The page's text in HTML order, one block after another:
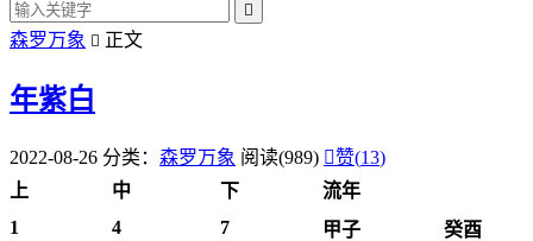

森罗万象  正文
年紫白
2022-08-26 分类： 森罗万象 阅读(989) 赞(13)
上
中 下
流年
1
4 7 甲子
癸酉